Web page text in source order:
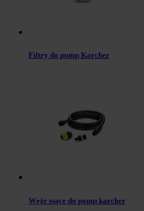
Filtry do pomp Karcher
Węże ssące do pomp karcher